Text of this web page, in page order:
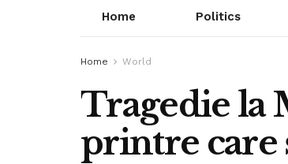
Home Politics
Home World
Tragedie la
printre care